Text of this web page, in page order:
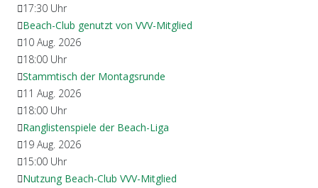
17:30 Uhr
Beach-Club genutzt von VVV-Mitglied
10 Aug. 2026
18:00 Uhr
Stammtisch der Montagsrunde
11 Aug. 2026
18:00 Uhr
Ranglistenspiele der Beach-Liga
19 Aug. 2026
15:00 Uhr
Nutzung Beach-Club VVV-Mitglied